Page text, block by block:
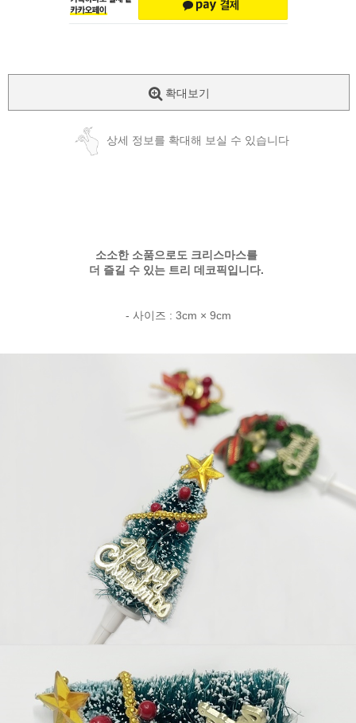
확대보기
상세 정보를 확대해 보실 수 있습니다
소소한 소품으로도 크리스마스를
더 즐길 수 있는 트리 데코픽입니다.
- 사이즈 : 3cm × 9cm